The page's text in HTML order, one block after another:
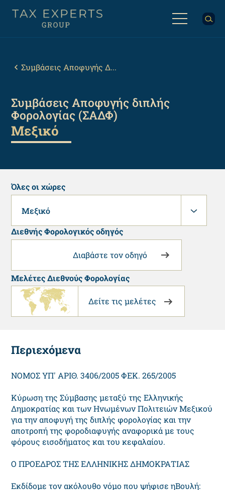
προς
Breadcrumb
Συμβάσεις Αποφυγής Δ...
Συμβάσεις Αποφυγής διπλής
Φορολογίας (ΣΑΔΦ)
Μεξικό
Όλες οι χώρες
Μεξικό
Διεθνής Φορολογικός οδηγός
Διαβάστε τον οδηγό
Μελέτες Διεθνούς Φορολογίας
Δείτε τις μελέτες
ΝΟΜΟΣ ΥΠ' ΑΡΙΘ. 3406/2005 ΦΕΚ. 265/2005
Κύρωση της Σύμβασης μεταξύ της Ελληνικής
Δημοκρατίας και των Ηνωμένων Πολιτειών Μεξικού
για την αποφυγή της διπλής φορολογίας και την
αποτροπή της φοροδιαφυγής αναφορικά με τους
φόρους εισοδήματος και του κεφαλαίου.
Ο ΠΡΟΕΔΡΟΣ ΤΗΣ ΕΛΛΗΝΙΚΗΣ ΔΗΜΟΚΡΑΤΙΑΣ
Εκδίδομε τον ακόλουθο νόμο που ψήφισε ηΒουλή:
Περιεχόμενα